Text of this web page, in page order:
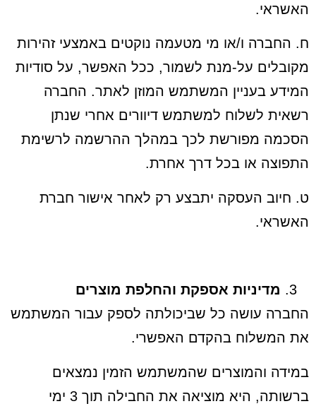
האשראי.
ח. החברה ו/או מי מטעמה נוקטים באמצעי זהירות
מקובלים על-מנת לשמור, ככל האפשר, על סודיות
המידע בעניין המשתמש המוזן לאתר. החברה
רשאית לשלוח למשתמש דיוורים אחרי שנתן
הסכמה מפורשת לכך במהלך ההרשמה לרשימת
התפוצה או בכל דרך אחרת.
ט. חיוב העסקה יתבצע רק לאחר אישור חברת
האשראי.
מדיניות אספקת והחלפת מוצרים
החברה עושה כל שביכולתה לספק עבור המשתמש
את המשלוח בהקדם האפשרי.
במידה והמוצרים שהמשתמש הזמין נמצאים
ברשותה, היא מוציאה את החבילה תוך 3 ימי